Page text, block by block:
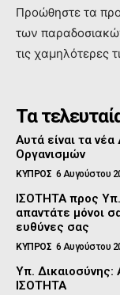
Προώθηστε τα
των
τις χαμηλότερες
Τα
Αυτά είναι τα
Οργανισμών
ΚΥΠΡΟΣ 6 Αυγούστου
ΙΣΟΤΗΤΑ προς
απαντάτε μόνοι
ευθύνες σας
ΚΥΠΡΟΣ 6 Αυγούστου
Υπ. Δικαιοσύνης:
ΙΣΟΤΗΤΑ